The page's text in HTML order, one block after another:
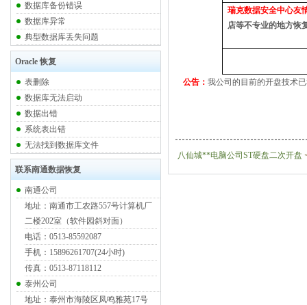
数据库备份错误
数据库异常
典型数据库丢失问题
Oracle 恢复
表删除
数据库无法启动
数据出错
系统表出错
无法找到数据库文件
联系南通数据恢复
南通公司
地址：南通市工农路557号计算机厂
二楼202室（软件园斜对面）
电话：0513-85592087
手机：15896261707(24小时)
传真：0513-87118112
泰州公司
地址：泰州市海陵区凤鸣雅苑17号
瑞克数据安全中心友
店等不专业的地方恢
公告： 我公司的目前的开盘技术
八仙城**电脑公司ST硬盘二次开盘